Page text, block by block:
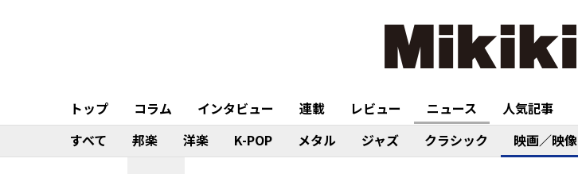
トップ コラム インタビュー 連載 レビュー ニュース 人気記事
すべて
邦楽 洋楽 K-POP メタル ジャズ クラシック 映画／映像